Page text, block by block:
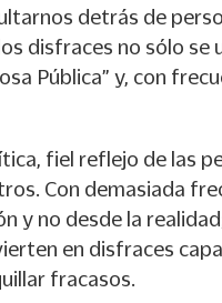
detrás de
disfraces no sólo se
Pública” y, con
fiel reflejo de las
Con demasiada
y no desde la
en disfraces
fracasos.